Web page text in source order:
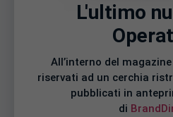
L'ultimo
All’interno del
riservati ad un cerchia
pubblicati in
di